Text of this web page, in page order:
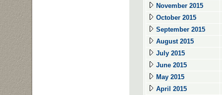
November 2015
October 2015
September 2015
August 2015
July 2015
June 2015
May 2015
April 2015